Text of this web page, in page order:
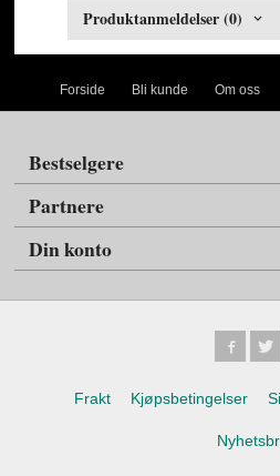
Produktanmeldelser (0)
Forside Bli kunde Om oss
Bestselgere
Partnere
Din konto
Frakt Kjøpsbetingelser